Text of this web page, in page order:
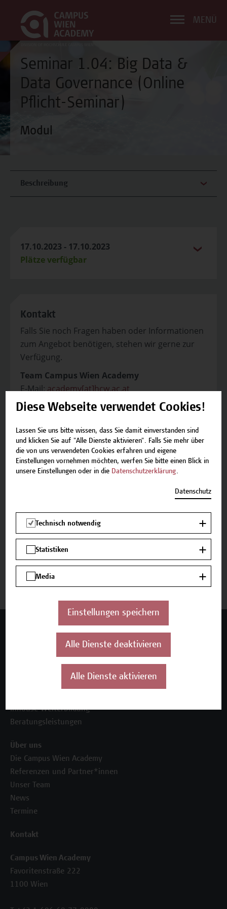
MENÜ
Seminar 1.04: Big Data &
Data Governance (Online
Pflicht-Seminar)
Modul
Beschreibung
17.10.2023 - 17.10.2023
Plätze verfügbar
Kontakt
Falls Sie noch Fragen haben oder Informationen
zum Angebot benötigen, stehen wir gerne zur
Verfügung.
Team Campus Wien Academy
E-Mail:academy[at]hcw.ac.at
Tel.: +43 1 606 6877-8800
Beschreibung
Zurück zum Zertifikatsprogramm
Inhouse-Weiterbildung
Beratungsleistungen
Über uns
Die Campus Wien Academy
Referenzen und Partner*innen
Unser Team
News
Termine
Kontakt
Campus Wien Academy
Favoritenstraße 222
1100 Wien
Diese Webseite verwendet Cookies!
Lassen Sie uns bitte wissen, dass Sie damit einverstanden sind
und klicken Sie auf "Alle Dienste aktivieren". Falls Sie mehr über
die von uns verwendeten Cookies erfahren und eigene
Einstellungen vornehmen möchten, werfen Sie bitte einen Blick in
unsere Einstellungen oder in die Datenschutzerklärung.
Datenschutz
Technisch notwendig
Statistiken
Media
Einstellungen speichern
Alle Dienste deaktivieren
Alle Dienste aktivieren